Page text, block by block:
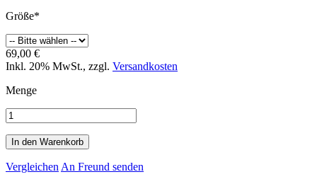
Größe*
69,00 €
Inkl. 20% MwSt., zzgl. Versandkosten
Menge
In den Warenkorb
Vergleichen An Freund senden